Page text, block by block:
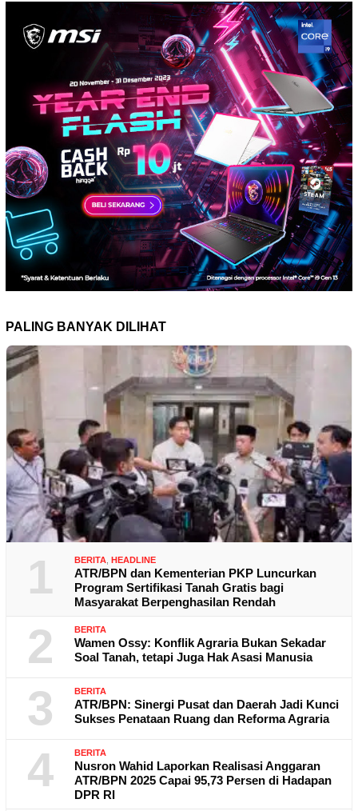
PALING BANYAK DILIHAT
1 BERITA HEADLINE
ATR/BPN dan Kementerian PKP Luncurkan
Program Sertifikasi Tanah Gratis bagi
Masyarakat Berpenghasilan Rendah
2 BERITA
Wamen Ossy: Konflik Agraria Bukan Sekadar
Soal Tanah, tetapi Juga Hak Asasi Manusia
3 BERITA
ATR/BPN: Sinergi Pusat dan Daerah Jadi Kunci
Sukses Penataan Ruang dan Reforma Agraria
4 BERITA
Nusron Wahid Laporkan Realisasi Anggaran
ATR/BPN 2025 Capai 95,73 Persen di Hadapan
DPR RI